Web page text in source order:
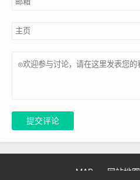
提交评论
MAP 网站地图